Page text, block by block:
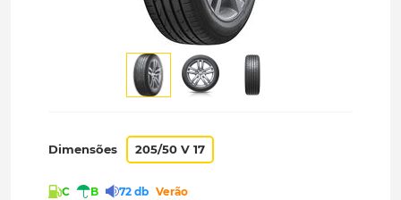
Dimensões 205/50 V 17
C B 72 db Verão